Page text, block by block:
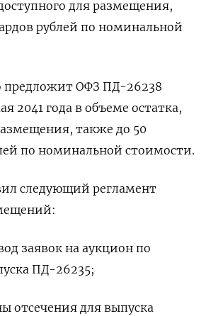
для размещения,
рублей по номинальной
предложит ОФЗ ПД-26238
2041 года в объеме остатка,
также до 50
по номинальной стоимости.
следующий регламент
заявок на аукцион по
ПД-26235;
отсечения для выпуска